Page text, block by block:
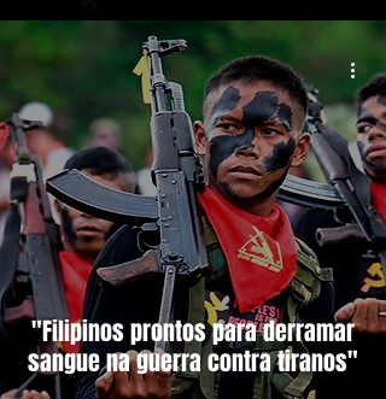
"Filipinos prontos para derramar
sangue na guerra contra tiranos"